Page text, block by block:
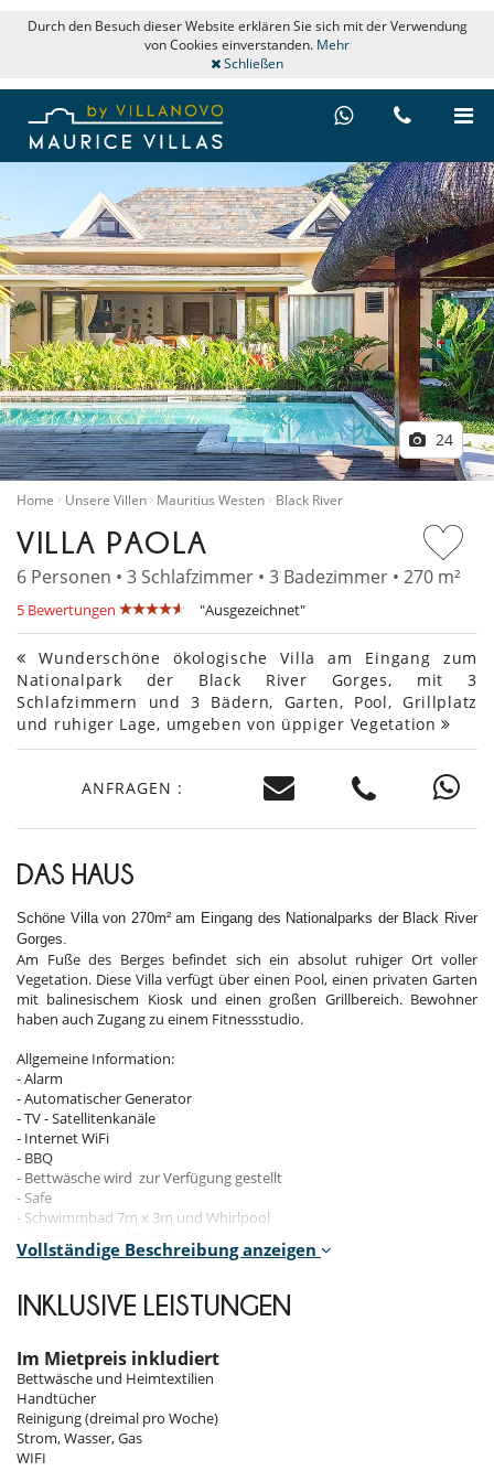
Durch den Besuch dieser Website erklären Sie sich mit der Verwendung
von Cookies einverstanden. Mehr
Schließen
24
Home Unsere Villen Mauritius Westen Black River
VILLA PAOLA
6 Personen • 3 Schlafzimmer • 3 Badezimmer • 270 m²
5 Bewertungen "Ausgezeichnet"
Wunderschöne ökologische Villa am Eingang zum
Nationalpark der Black River Gorges, mit 3
Schlafzimmern und 3 Bädern, Garten, Pool, Grillplatz
und ruhiger Lage, umgeben von üppiger Vegetation
ANFRAGEN :
DAS HAUS
Schöne Villa von 270m² am Eingang des Nationalparks der Black River
Gorges.
Am Fuße des Berges befindet sich ein absolut ruhiger Ort voller
Vegetation. Diese Villa verfügt über einen Pool, einen privaten Garten
mit balinesischem Kiosk und einen großen Grillbereich. Bewohner
haben auch Zugang zu einem Fitnessstudio.
Allgemeine Information:
- Alarm
- Automatischer Generator
- TV - Satellitenkanäle
- Internet WiFi
- BBQ
- Bettwäsche wird zur Verfügung gestellt
- Safe
- Schwimmbad 7m x 3m und Whirlpool
Esstisch für 8
Wohnzimmer mit Sofa
Terrasse
2 Deckenventilatoren
1 Sofa für 4 Personen
3 Sessel
Vollständige Beschreibung anzeigen
INKLUSIVE LEISTUNGEN
Im Mietpreis inkludiert
Bettwäsche und Heimtextilien
Handtücher
Reinigung (dreimal pro Woche)
Strom, Wasser, Gas
WIFI